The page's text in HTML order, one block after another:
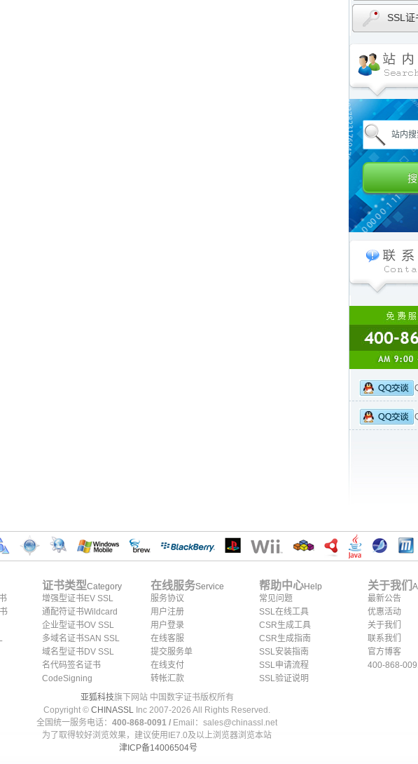
SSL证
证书类型Category
增强型证书EV SSL
通配符证书Wildcard
企业型证书OV SSL
多域名证书SAN SSL
域名型证书DV SSL
名代码签名证书
CodeSigning
在线服务Service
服务协议
用户注册
用户登录
在线客服
提交服务单
在线支付
转帐汇款
帮助中心Help
常见问题
SSL在线工具
CSR生成工具
CSR生成指南
SSL安装指南
SSL申请流程
SSL验证说明
关于我们
最新公告
优惠活动
关于我们
联系我们
官方博客
400-868-
亚狐科技旗下网站 中国数字证书版权所有
Copyright © CHINASSL Inc 2007-2026 All Rights Reserved.
全国统一服务电话： 400-868-0091 / Email：sales@chinassl.net
为了取得较好浏览效果，建议使用IE7.0及以上浏览器浏览本站
津ICP备14006504号